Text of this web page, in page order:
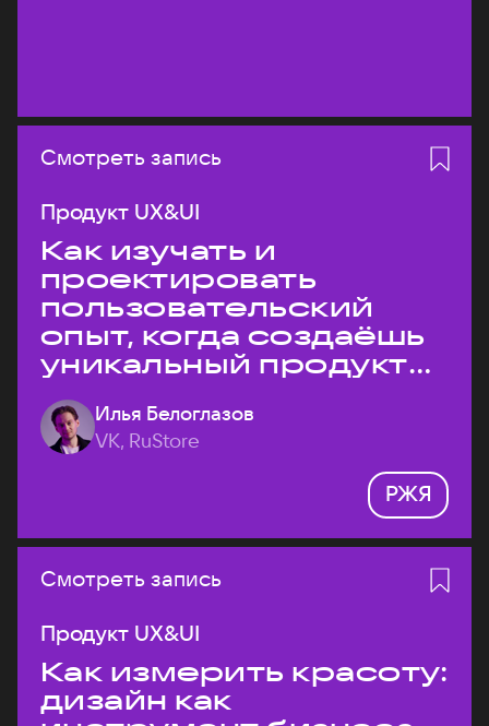
Смотреть запись
Продукт UX&UI
Как изучать и
проектировать
пользовательский
опыт, когда создаёшь
уникальный продукт
на рынке?
Илья Белоглазов
VK, RuStore
РЖЯ
Смотреть запись
Продукт UX&UI
Как измерить красоту:
дизайн как